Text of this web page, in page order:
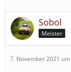
Sobol
Meister
7. November 2021